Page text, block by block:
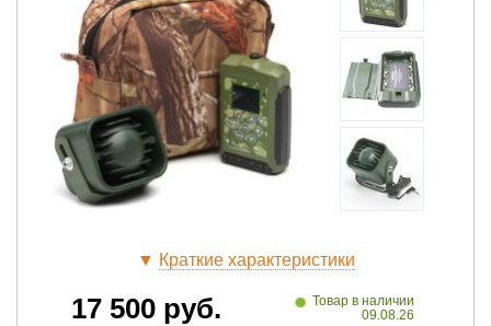
▼ Краткие характеристики
17 500руб. • Товар в наличии
09.08.26